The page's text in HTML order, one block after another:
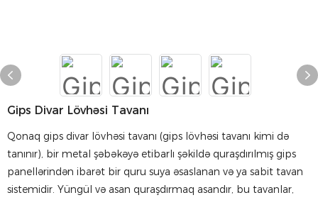
Gips Divar Lövhəsi Tavanı
Qonaq gips divar lövhəsi tavanı (gips lövhəsi tavanı kimi də
tanınır), bir metal şəbəkəyə etibarlı şəkildə quraşdırılmış gips
panellərindən ibarət bir quru suya əsaslanan və ya sabit tavan
sistemidir. Yüngül və asan quraşdırmaq asandır, bu tavanlar,